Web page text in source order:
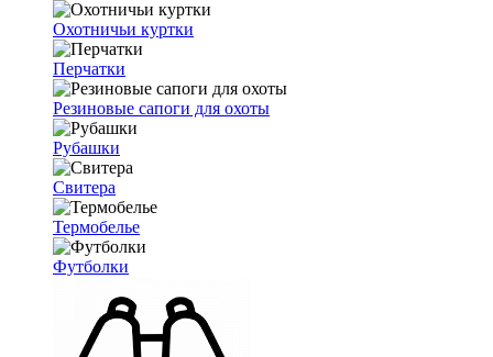
Охотничьи куртки
Перчатки
Резиновые сапоги для охоты
Рубашки
Свитера
Термобелье
Футболки